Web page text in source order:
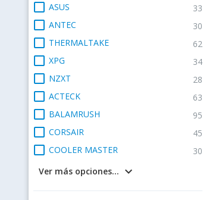
check_box_outline_blank ASUS 33
check_box_outline_blank ANTEC 30
check_box_outline_blank THERMALTAKE 62
check_box_outline_blank XPG 34
check_box_outline_blank NZXT 28
check_box_outline_blank ACTECK 63
check_box_outline_blank BALAMRUSH 95
check_box_outline_blank CORSAIR 45
check_box_outline_blank COOLER MASTER 30
keyboard_arrow_down
Ver más opciones...